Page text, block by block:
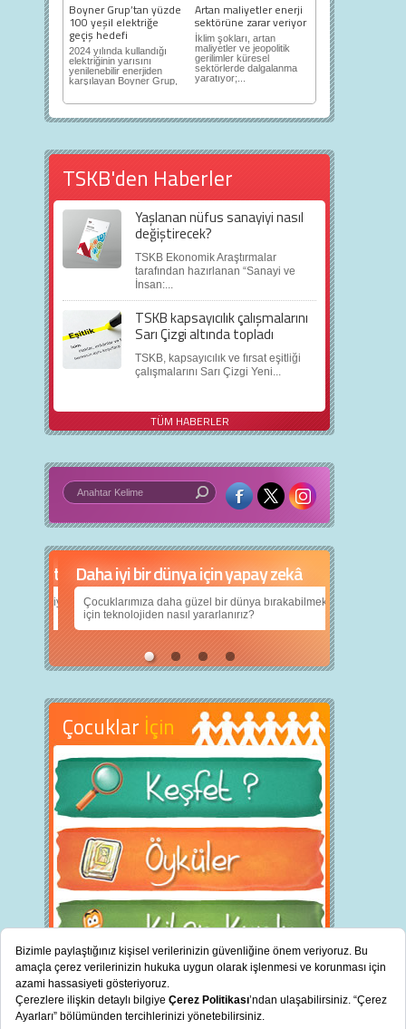
Boyner Grup’tan yüzde
100 yeşil elektriğe
geçiş hedefi
2024 yılında kullandığı
elektriğinin yarısını
yenilenebilir enerjiden
karşılayan Boyner Grup,
Artan maliyetler enerji
sektörüne zarar veriyor
İklim şokları, artan
maliyetler ve jeopolitik
gerilimler küresel
sektörlerde dalgalanma
yaratıyor;...
TSKB'den Haberler
Yaşlanan nüfus sanayiyi nasıl
değiştirecek?
TSKB Ekonomik Araştırmalar
tarafından hazırlanan “Sanayi ve
İnsan:...
TSKB kapsayıcılık çalışmalarını
Sarı Çizgi altında topladı
TSKB, kapsayıcılık ve fırsat eşitliği
çalışmalarını Sarı Çizgi Yeni...
TÜM HABERLER
Daha iyi bir dünya için yapay zekâ
Çocuklarımıza daha güzel bir dünya bırakabilmek
için teknolojiden nasıl yararlanırız?
Çocuklar İçin